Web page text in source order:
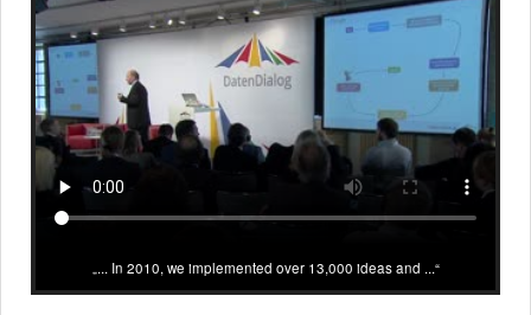
... In 2010, we implemented over 13,000 ideas and ...